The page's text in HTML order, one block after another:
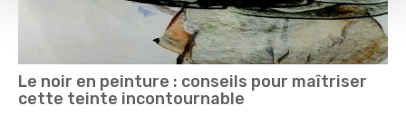
Le noir en peinture : conseils pour maîtriser
cette teinte incontournable